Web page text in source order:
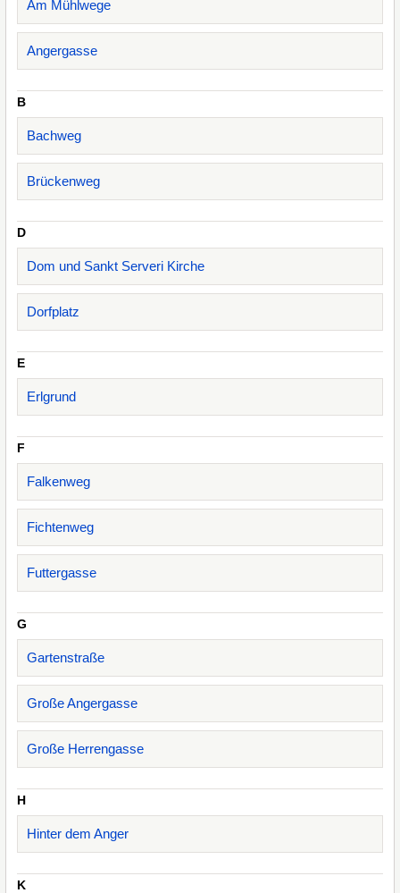
Am Mühlwege
Angergasse
B
Bachweg
Brückenweg
D
Dom und Sankt Serveri Kirche
Dorfplatz
E
Erlgrund
F
Falkenweg
Fichtenweg
Futtergasse
G
Gartenstraße
Große Angergasse
Große Herrengasse
H
Hinter dem Anger
K